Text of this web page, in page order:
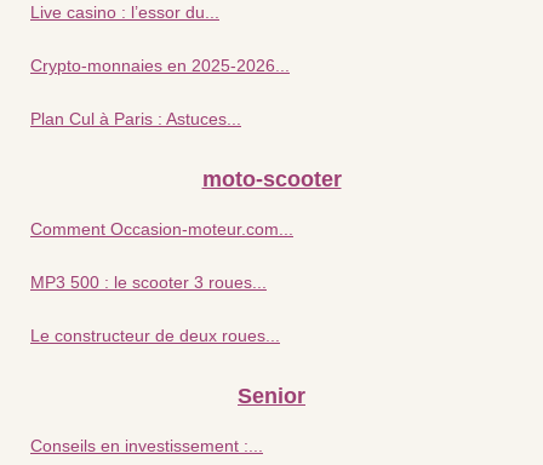
Live casino : l’essor du...
Crypto-monnaies en 2025-2026...
Plan Cul à Paris : Astuces...
moto-scooter
Comment Occasion-moteur.com...
MP3 500 : le scooter 3 roues...
Le constructeur de deux roues...
Senior
Conseils en investissement :...